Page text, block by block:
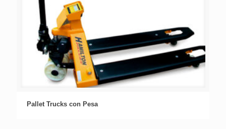
Pallet Trucks con Pesa